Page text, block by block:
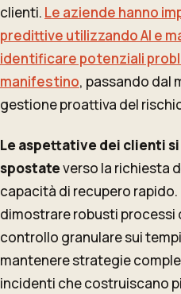
clienti. Le aziende hanno
predittive utilizzando AI e
identificare potenziali
manifestino, passando dal
gestione proattiva del
Le aspettative dei clienti
spostateverso la richiesta
capacità di recupero
dimostrare robusti processi
controllo granulare sui
mantenere strategie
incidenti che costruiscano